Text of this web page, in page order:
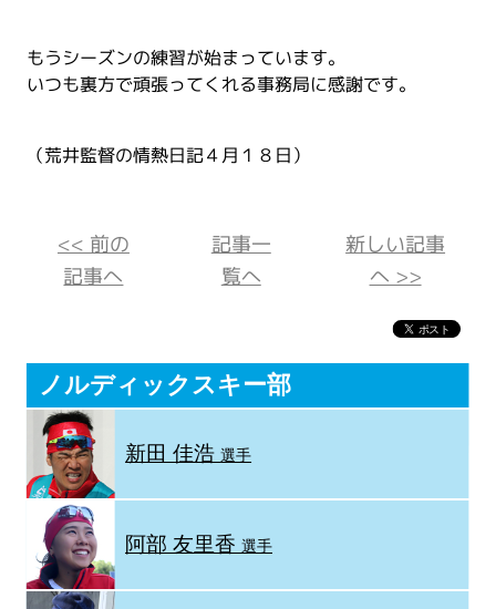
もうシーズンの練習が始まっています。
いつも裏方で頑張ってくれる事務局に感謝です。
（荒井監督の情熱日記４月１８日）
<< 前の
記事へ
記事一
覧へ
新しい記事
へ >>
ノルディックスキー部
新田 佳浩選手
阿部 友里香選手